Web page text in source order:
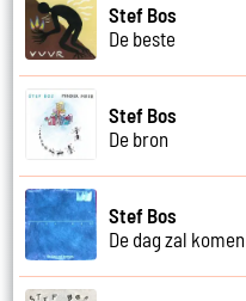
Stef Bos
De beste
Stef Bos
De bron
Stef Bos
De dag zal komen